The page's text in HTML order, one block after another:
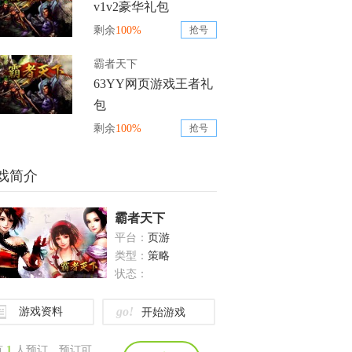
v1v2豪华礼包
剩余100% 抢号
霸者天下
63YY网页游戏王者礼
包
剩余100% 抢号
简介
霸者天下
平台： 页游
类型： 策略
状态：
游戏资料 go! 开始游戏